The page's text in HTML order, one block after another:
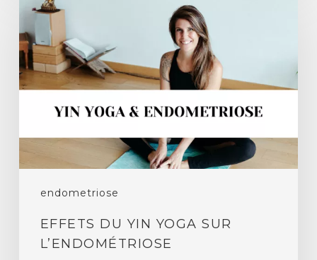
endometriose
du
yin
yoga
sur
l’endométriose
EFFETS DU YIN YOGA SUR
L’ENDOMÉTRIOSE